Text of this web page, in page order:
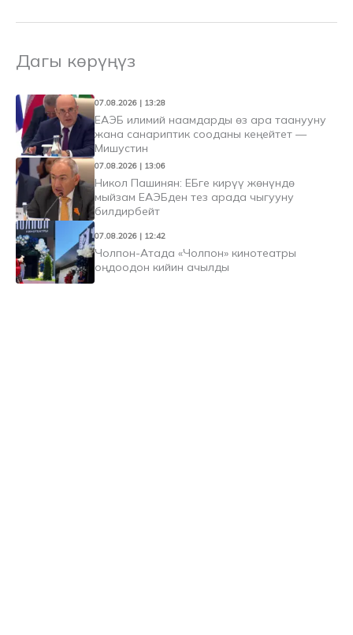
Дагы көрүңүз
07.08.2026 | 13:28
ЕАЭБ илимий наамдарды өз ара таанууну
жана санариптик сооданы кеңейтет —
Мишустин
07.08.2026 | 13:06
Никол Пашинян: ЕБге кирүү жөнүндө
мыйзам ЕАЭБден тез арада чыгууну
билдирбейт
07.08.2026 | 12:42
Чолпон-Атада «Чолпон» кинотеатры
оңдоодон кийин ачылды